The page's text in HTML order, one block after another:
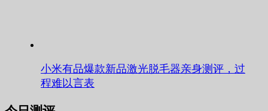
小米有品爆款新品激光脱毛器亲身测评，过
程难以言表